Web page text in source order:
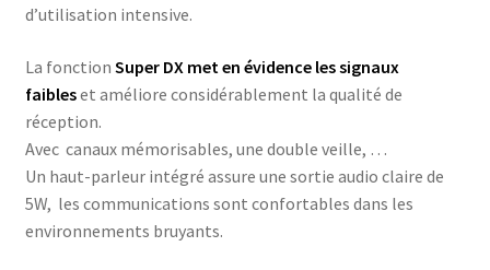
d’utilisation intensive.
La fonction Super DX met en évidence les signaux
faibleset améliore considérablement la qualité de
réception.
Avec canaux mémorisables, une double veille, …
Un haut-parleur intégré assure une sortie audio claire de
5W, les communications sont confortables dans les
environnements bruyants.